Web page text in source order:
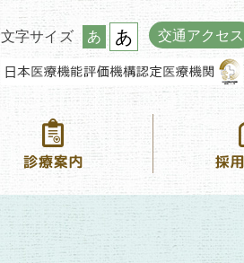
文字サイズ あ あ 交通アクセス